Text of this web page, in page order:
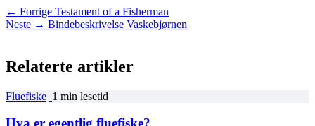
← Forrige Testament of a Fisherman
Neste → Bindebeskrivelse Vaskebjørnen
Relaterte artikler
Fluefiske 1 min lesetid